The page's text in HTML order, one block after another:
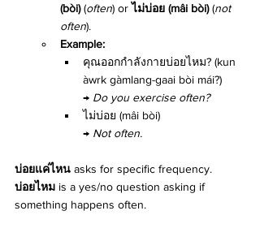
(bòi) (often) or ไม่บ่อย (mâi bòi) (not
often).
Example:
คุณออกกำลังกายบ่อยไหม? (kun
àwrk gàmlang-gaai bòi mái?)
→ Do you exercise often?
ไม่บ่อย (mâi bòi)
→ Not often.
บ่อยแค่ไหน asks for specific frequency.
บ่อยไหม is a yes/no question asking if
something happens often.